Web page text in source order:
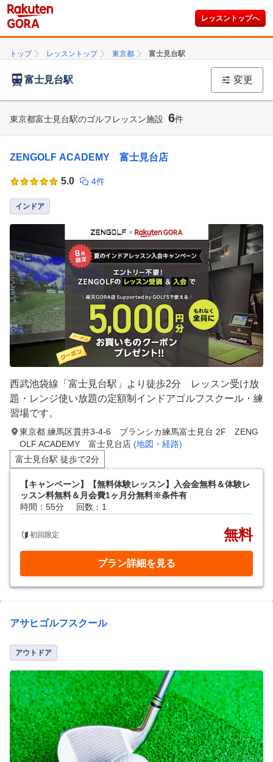
レッスントップへ
トップ レッスントップ 東京都 富士見台駅
富士見台駅 変更
東京都富士見台駅のゴルフレッスン施設 6件
ZENGOLF ACADEMY 富士見台店
5.0 4件
インドア
西武池袋線「富士見台駅」より徒歩2分 レッスン受け放
題・レンジ使い放題の定額制インドアゴルフスクール・練
習場です。
東京都 練馬区貫井3-4-6 ブランシカ練馬富士見台 2F ZENG
OLF ACADEMY 富士見台店 (地図・経路)
富士見台駅 徒歩で2分
【キャンペーン】【無料体験レッスン】入会金無料＆体験レ
ッスン料無料＆月会費1ヶ月分無料※条件有
時間：55分
回数：1
初回限定 無料
プラン詳細を見る
アサヒゴルフスクール
アウトドア